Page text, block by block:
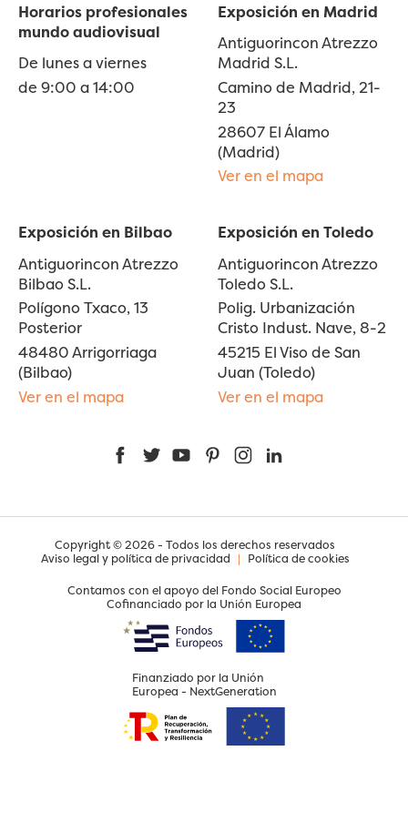
Horarios profesionales
mundo audiovisual
De lunes a viernes
de 9:00 a 14:00
Exposición en Madrid
Antiguorincon Atrezzo
Madrid S.L.
Camino de Madrid, 21-
23
28607 El Álamo
(Madrid)
Ver en el mapa
Exposición en Bilbao
Antiguorincon Atrezzo
Bilbao S.L.
Polígono Txaco, 13
Posterior
48480 Arrigorriaga
(Bilbao)
Ver en el mapa
Exposición en Toledo
Antiguorincon Atrezzo
Toledo S.L.
Polig. Urbanización
Cristo Indust. Nave, 8-2
45215 El Viso de San
Juan (Toledo)
Ver en el mapa
FacebookTwitterYouTubePinterestInstagram
Copyright © 2026 - Todos los derechos reservados
Aviso legal y política de privacidad | Política de cookies
Contamos con el apoyo del Fondo Social Europeo
Cofinanciado por la Unión Europea
Finanziado por la Unión
Europea - NextGeneration